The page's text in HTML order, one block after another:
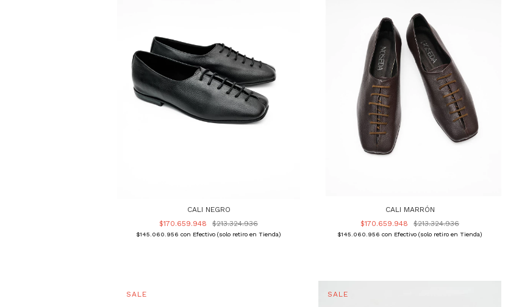
CALI NEGRO
$170.659.948
$213.324.936
$145.060.956 con Efectivo (solo retiro en Tienda)
CALI MARRÓN
$170.659.948
$213.324.936
$145.060.956 con Efectivo (solo retiro en Tienda)